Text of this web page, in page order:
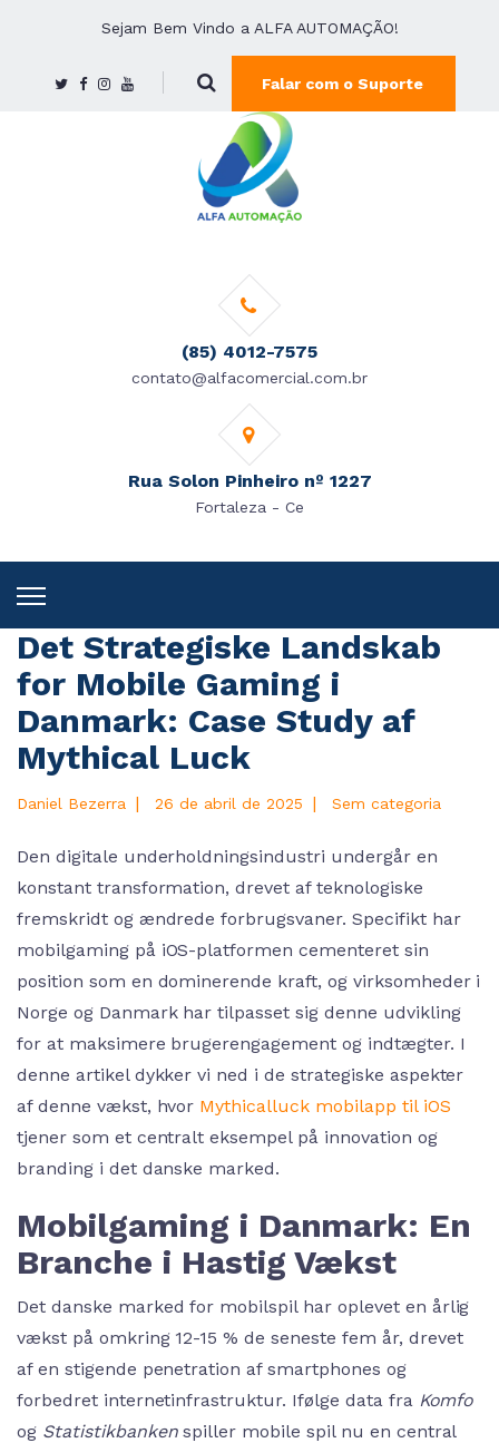
Sejam Bem Vindo a ALFA AUTOMAÇÃO!
Falar com o Suporte
(85) 4012-7575
contato@alfacomercial.com.br
Rua Solon Pinheiro nº 1227
Fortaleza - Ce
Det Strategiske Landskab
for Mobile Gaming i
Danmark: Case Study af
Mythical Luck
Daniel Bezerra | 26 de abril de 2025 | Sem categoria
Den digitale underholdningsindustri undergår en
konstant transformation, drevet af teknologiske
fremskridt og ændrede forbrugsvaner. Specifikt har
mobilgaming på iOS-platformen cementeret sin
position som en dominerende kraft, og virksomheder i
Norge og Danmark har tilpasset sig denne udvikling
for at maksimere brugerengagement og indtægter. I
denne artikel dykker vi ned i de strategiske aspekter
af denne vækst, hvor Mythicalluck mobilapp til iOS
tjener som et centralt eksempel på innovation og
branding i det danske marked.
Mobilgaming i Danmark: En
Branche i Hastig Vækst
Det danske marked for mobilspil har oplevet en årlig
vækst på omkring 12-15 % de seneste fem år, drevet
af en stigende penetration af smartphones og
forbedret internetinfrastruktur. Ifølge data fra Komfo
og Statistikbankenspiller mobile spil nu en central